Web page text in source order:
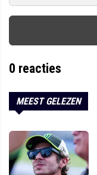
0 reacties
MEEST GELEZEN